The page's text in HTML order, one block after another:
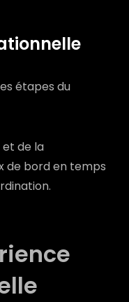
étapes du
et de la
de bord en temps